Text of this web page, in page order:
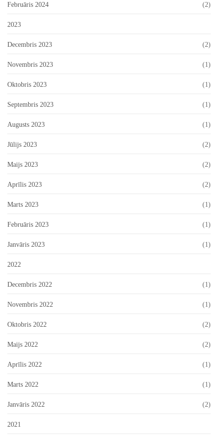
Februāris 2024 (2)
2023
Decembris 2023 (2)
Novembris 2023 (1)
Oktobris 2023 (1)
Septembris 2023 (1)
Augusts 2023 (1)
Jūlijs 2023 (2)
Maijs 2023 (2)
Aprīlis 2023 (2)
Marts 2023 (1)
Februāris 2023 (1)
Janvāris 2023 (1)
2022
Decembris 2022 (1)
Novembris 2022 (1)
Oktobris 2022 (2)
Maijs 2022 (2)
Aprīlis 2022 (1)
Marts 2022 (1)
Janvāris 2022 (2)
2021